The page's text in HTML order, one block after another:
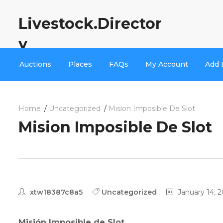
Livestock.Director
y
Auctions Places FAQs My Account Add
Home Uncategorized Mision Imposible De Slot
Mision Imposible De Slot
xtw18387c8a5 Uncategorized January 14,